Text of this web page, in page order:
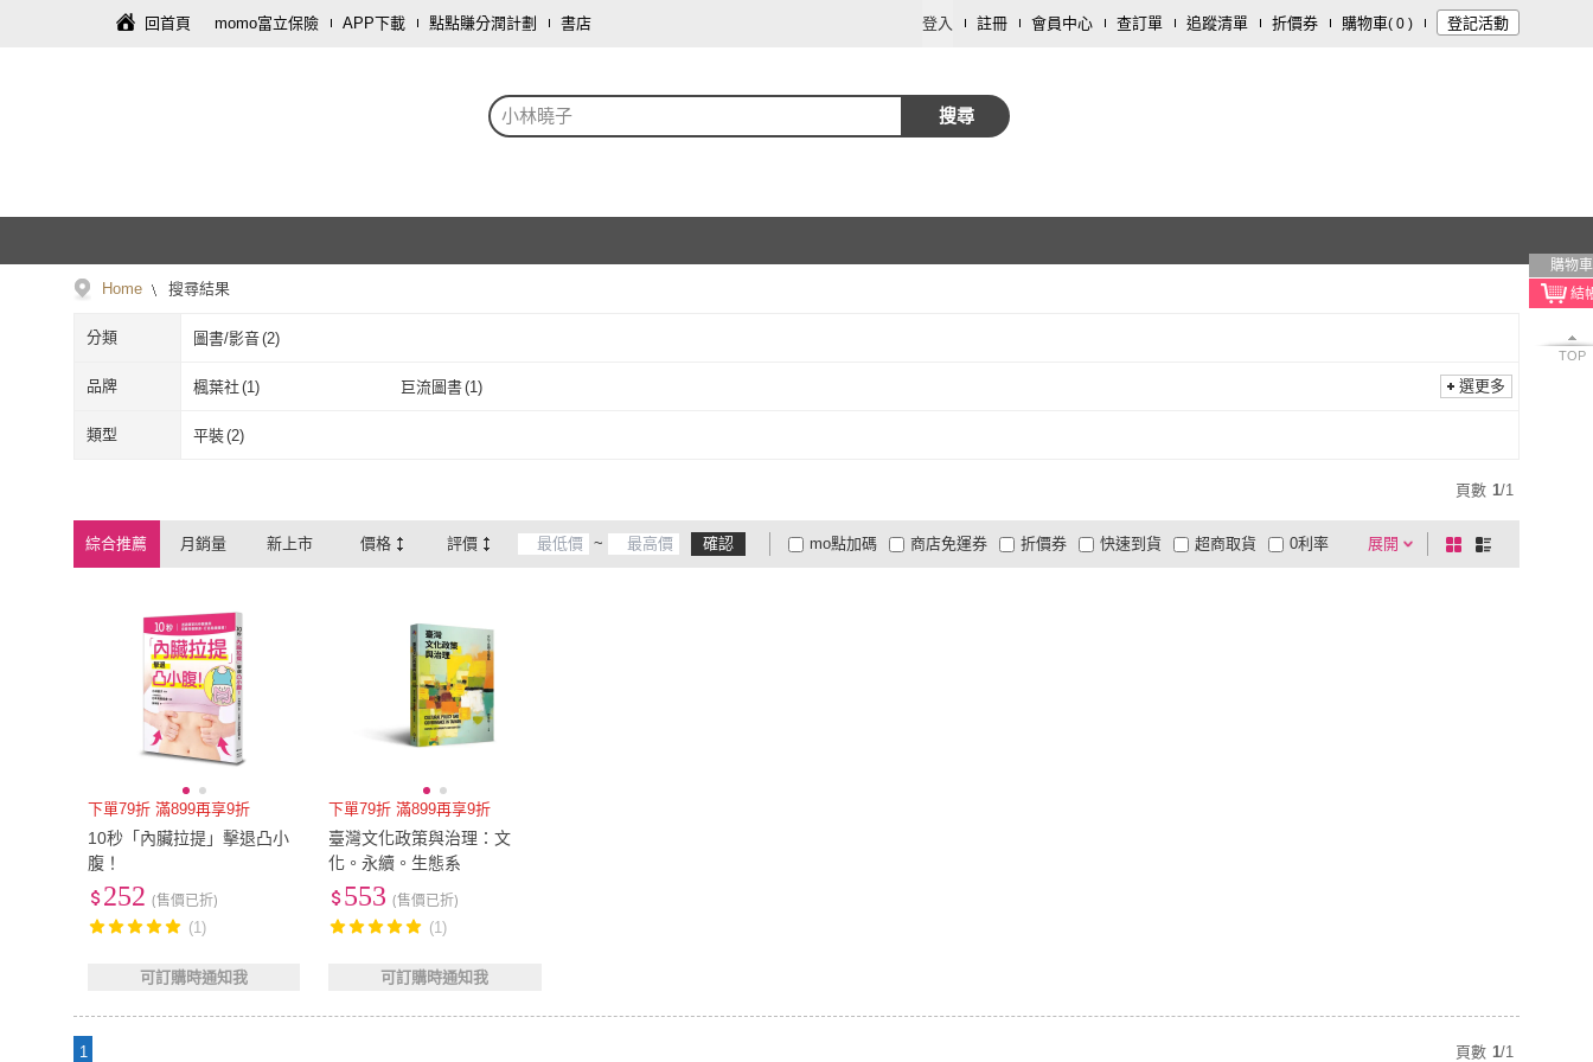
回首頁 momo富立保險 APP下載 點點賺分潤計劃 書店 登入 註冊 會員中心 查訂單 追蹤清單 折價券 購物車( 0 ) 登記活動
小林曉子 搜尋
購物車
TOP
Home 搜尋結果
分類 圖書/影音(2)
品牌 楓葉社(1) 巨流圖書(1)
楓葉社
選更多
類型 平裝(2)
頁數 1/1
綜合推薦 月銷量 新上市 價格 評價 ~ 確認 展開
折價券
有影片
商品有量 電視購物
mo點加碼 快速到貨 超商取貨
大家電安心配
大家電快配
商店免運券 0利率
棋
盤
列
下單79折 滿899再享9折
10秒「內臟拉提」擊退凸小
腹！
252 (售價已折)
(1)
可訂購時通知我
下單79折 滿899再享9折
臺灣文化政策與治理：文
化。永續。生態系
553 (售價已折)
(1)
可訂購時通知我
1 頁數 1/1